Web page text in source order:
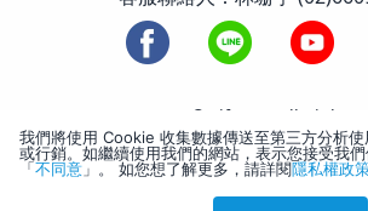
1988-2026 © Lifetour All Rights
我們將使用 Cookie 收集數據傳送至第三方分析
或行銷。如繼續使用我們的網站，表示您接受我
「不同意 」。 如您想了解更多，請詳閱隱私權政